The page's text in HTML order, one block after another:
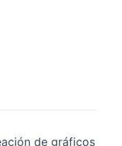
de gráficos